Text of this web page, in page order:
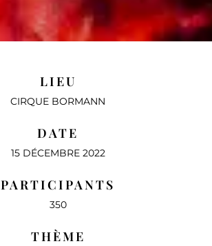
LIEU
CIRQUE BORMANN
DATE
15 DÉCEMBRE 2022
PARTICIPANTS
350
THÈME